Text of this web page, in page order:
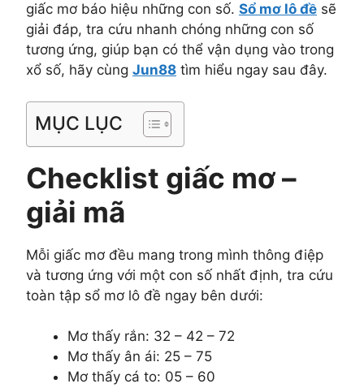
giấc mơ báo hiệu những con số. Sổ mơ lô đề sẽ
giải đáp, tra cứu nhanh chóng những con số
tương ứng, giúp bạn có thể vận dụng vào trong
xổ số, hãy cùng Jun88 tìm hiểu ngay sau đây.
MỤC LỤC
Checklist giấc mơ –
giải mã
Mỗi giấc mơ đều mang trong mình thông điệp
và tương ứng với một con số nhất định, tra cứu
toàn tập sổ mơ lô đề ngay bên dưới:
Mơ thấy rắn: 32 – 42 – 72
Mơ thấy ân ái: 25 – 75
Mơ thấy cá to: 05 – 60